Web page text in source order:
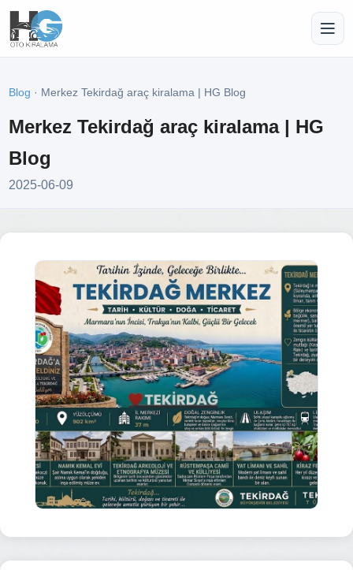
Blog · Merkez Tekirdağ araç kiralama | HG Blog
Merkez Tekirdağ araç kiralama | HG
Blog
2025-06-09